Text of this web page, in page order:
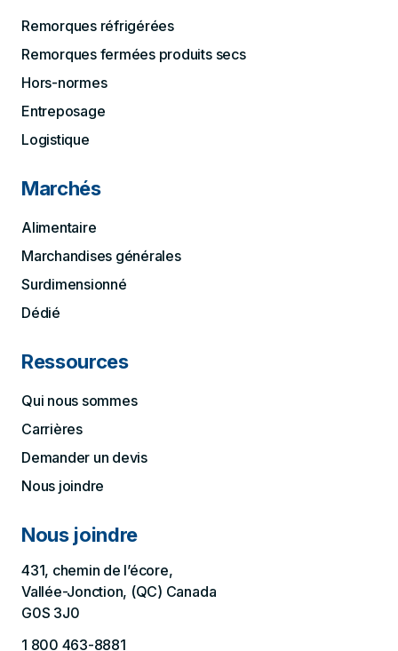
Remorques réfrigérées
Remorques fermées produits secs
Hors-normes
Entreposage
Logistique
Marchés
Alimentaire
Marchandises générales
Surdimensionné
Dédié
Ressources
Qui nous sommes
Carrières
Demander un devis
Nous joindre
Nous joindre
431, chemin de l’écore,
Vallée-Jonction, (QC) Canada
G0S 3J0
1 800 463-8881